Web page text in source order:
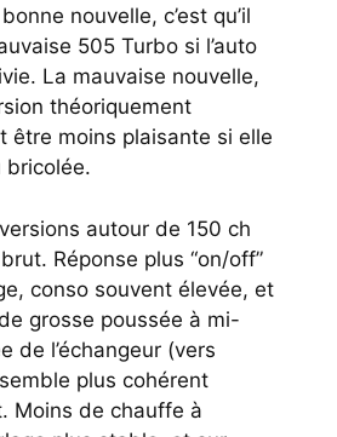
nouvelle, c’est qu’il
505 Turbo si l’auto
La mauvaise nouvelle,
théoriquement
être moins plaisante si elle
bricolée.
autour de 150 ch
Réponse plus “on/off”
conso souvent élevée, et
grosse poussée à mi-
de l’échangeur (vers
plus cohérent
Moins de chauffe à